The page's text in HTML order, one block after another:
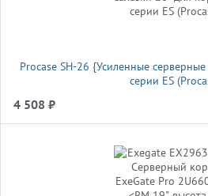
Procase SH-26 {Усиленные
серии ES
4 508 ₽